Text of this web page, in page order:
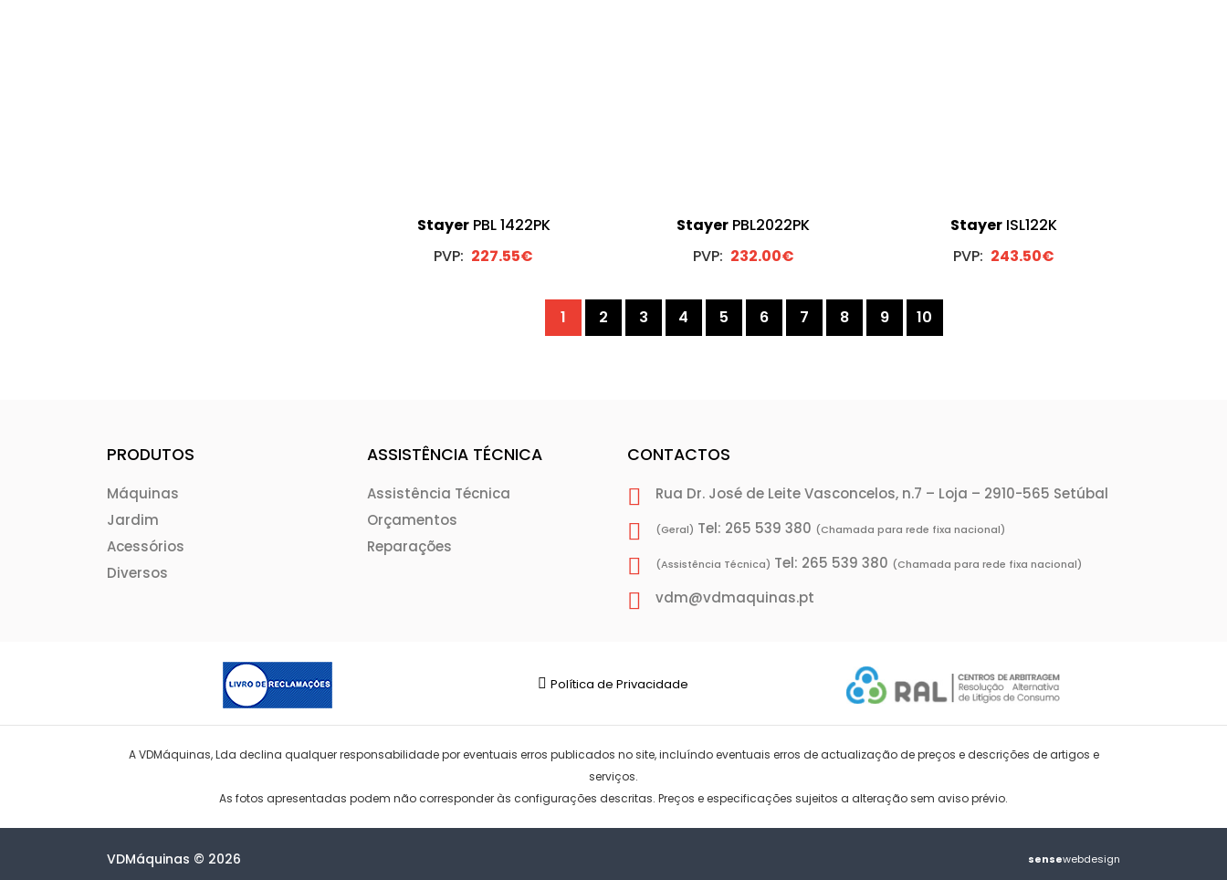
StayerPBL 1422PK
PVP: 227.55€
Stayer PBL2022PK
PVP: 232.00€
StayerISL122K
PVP: 243.50€
1 2 3 4 5 6 7 8 9 10
CONTACTOS
Rua Dr. José de Leite Vasconcelos, n.7 – Loja – 2910-565 Setúbal
(Geral) Tel: 265 539 380 (Chamada para rede fixa nacional)
(Assistência Técnica) Tel: 265 539 380 (Chamada para rede fixa nacional)
vdm@vdmaquinas.pt
PRODUTOS
Máquinas
Jardim
Acessórios
Diversos
ASSISTÊNCIA TÉCNICA
Assistência Técnica
Orçamentos
Reparações
Política de Privacidade
A VDMáquinas, Lda declina qualquer responsabilidade por eventuais erros publicados no site, incluíndo eventuais erros de actualização de preços e descrições de artigos e
serviços.
As fotos apresentadas podem não corresponder às configurações descritas. Preços e especificações sujeitos a alteração sem aviso prévio.
VDMáquinas © 2026 sensewebdesign